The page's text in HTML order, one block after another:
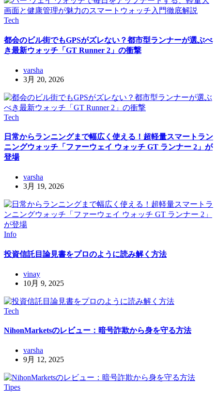
Tech
都会のビル街でもGPSがズレない？都市型ランナーが選ぶべ
き最新ウォッチ「GT Runner 2」の衝撃
varsha
3月 20, 2026
Tech
日常からランニングまで幅広く使える！超軽量スマートラン
ニングウォッチ「ファーウェイ ウォッチ GT ランナー 2」が
登場
varsha
3月 19, 2026
Info
投資信託目論見書をプロのように読み解く方法
vinay
10月 9, 2025
Tech
NihonMarketsのレビュー：暗号詐欺から身を守る方法
varsha
9月 12, 2025
Tipes